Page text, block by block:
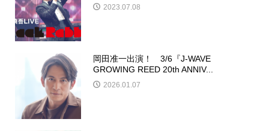
2023.07.08
岡田准一出演！ 3/6『J-WAVE
GROWING REED 20th ANNIV...
2026.01.07